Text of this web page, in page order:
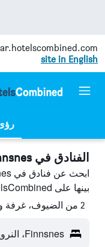
ar.hotelscombined.com
site in English
الفنادق في Finnsnes
بينها على HotelsCombined ووفّر.
2 من الضيوف، غرفة واحدة
Finnsnes، النرويج